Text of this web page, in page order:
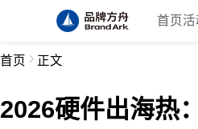
首页 活
首页 正文
2026硬件出海热